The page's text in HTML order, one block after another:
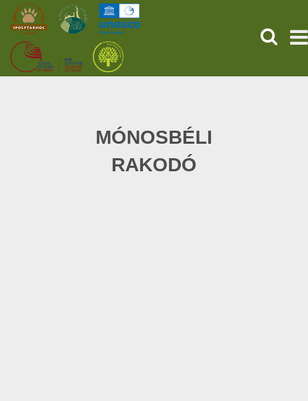
ŐSVILÁGI POMPEJI
SZOLGÁLTATÁSOK
MÓNOSBÉLI
RAKODÓ